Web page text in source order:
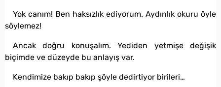
Yok canım! Ben haksızlık ediyorum. Aydınlık okuru öyle
söylemez!
Ancak doğru konuşalım. Yediden yetmişe değişik
biçimde ve düzeyde bu anlayış var.
Kendimize bakıp bakıp şöyle dedirtiyor birileri…